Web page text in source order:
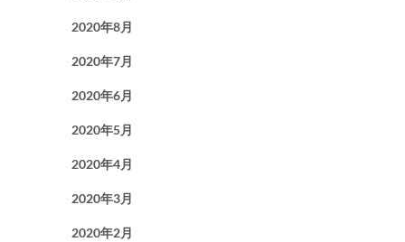
2020年8月
2020年7月
2020年6月
2020年5月
2020年4月
2020年3月
2020年2月